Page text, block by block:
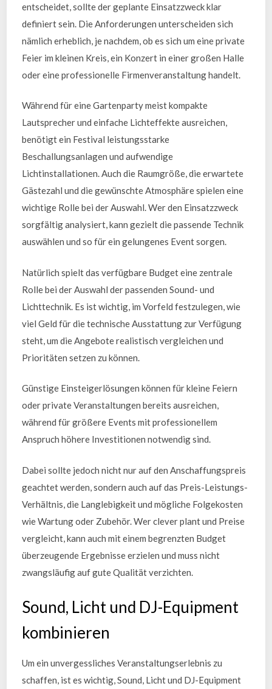
entscheidet, sollte der geplante Einsatzzweck klar
definiert sein. Die Anforderungen unterscheiden sich
nämlich erheblich, je nachdem, ob es sich um eine private
Feier im kleinen Kreis, ein Konzert in einer großen Halle
oder eine professionelle Firmenveranstaltung handelt.
Während für eine Gartenparty meist kompakte
Lautsprecher und einfache Lichteffekte ausreichen,
benötigt ein Festival leistungsstarke
Beschallungsanlagen und aufwendige
Lichtinstallationen. Auch die Raumgröße, die erwartete
Gästezahl und die gewünschte Atmosphäre spielen eine
wichtige Rolle bei der Auswahl. Wer den Einsatzzweck
sorgfältig analysiert, kann gezielt die passende Technik
auswählen und so für ein gelungenes Event sorgen.
Natürlich spielt das verfügbare Budget eine zentrale
Rolle bei der Auswahl der passenden Sound- und
Lichttechnik. Es ist wichtig, im Vorfeld festzulegen, wie
viel Geld für die technische Ausstattung zur Verfügung
steht, um die Angebote realistisch vergleichen und
Prioritäten setzen zu können.
Günstige Einsteigerlösungen können für kleine Feiern
oder private Veranstaltungen bereits ausreichen,
während für größere Events mit professionellem
Anspruch höhere Investitionen notwendig sind.
Dabei sollte jedoch nicht nur auf den Anschaffungspreis
geachtet werden, sondern auch auf das Preis-Leistungs-
Verhältnis, die Langlebigkeit und mögliche Folgekosten
wie Wartung oder Zubehör. Wer clever plant und Preise
vergleicht, kann auch mit einem begrenzten Budget
überzeugende Ergebnisse erzielen und muss nicht
zwangsläufig auf gute Qualität verzichten.
Sound, Licht und DJ-Equipment
kombinieren
Um ein unvergessliches Veranstaltungserlebnis zu
schaffen, ist es wichtig, Sound, Licht und DJ-Equipment